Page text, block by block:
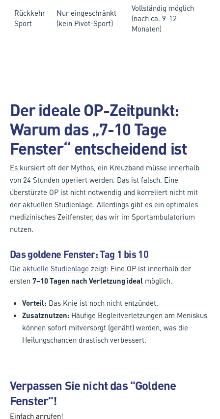
Rückkehr
Sport
Nur eingeschränkt
(kein Pivot-Sport)
Vollständig möglich
(nach ca. 9-12
Monaten)
Der ideale OP-Zeitpunkt:
Warum das „7-10 Tage
Fenster“ entscheidend ist
Es kursiert oft der Mythos, ein Kreuzband müsse innerhalb
von 24 Stunden operiert werden. Das ist falsch. Eine
überstürzte OP ist nicht notwendig und korreliert nicht mit
der aktuellen Studienlage. Allerdings gibt es ein optimales
medizinisches Zeitfenster, das wir im Sportambulatorium
nutzen.
Das goldene Fenster: Tag 1 bis 10
Die aktuelle Studienlage zeigt: Eine OP ist innerhalb der
ersten 7–10 Tagen nach Verletzung ideal möglich.
Vorteil: Das Knie ist noch nicht entzündet.
Zusatznutzen: Häufige Begleitverletzungen am Meniskus
können sofort mitversorgt (genäht) werden, was die
Heilungschancen drastisch verbessert.
Verpassen Sie nicht das "Goldene
Fenster"!
Einfach anrufen!